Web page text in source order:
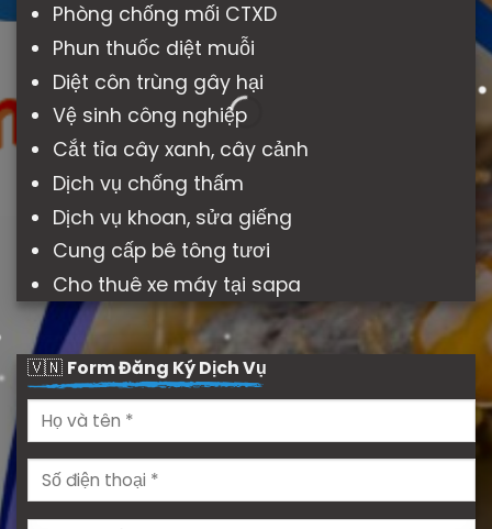
Phòng chống mối CTXD
Phun thuốc diệt muỗi
Diệt côn trùng gây hại
Vệ sinh công nghiệp
Cắt tỉa cây xanh, cây cảnh
Dịch vụ chống thấm
Dịch vụ khoan, sửa giếng
Cung cấp bê tông tươi
Cho thuê xe máy tại sapa
🇻🇳 Form Đăng Ký Dịch Vụ